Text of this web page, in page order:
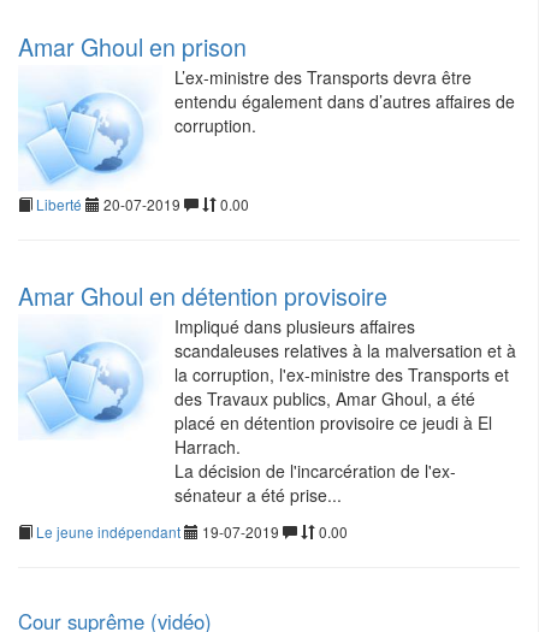
Amar Ghoul en prison
L’ex-ministre des Transports devra être
entendu également dans d’autres affaires de
corruption.
Liberté 20-07-2019 0.00
Amar Ghoul en détention provisoire
Impliqué dans plusieurs affaires
scandaleuses relatives à la malversation et à
la corruption, l'ex-ministre des Transports et
des Travaux publics, Amar Ghoul, a été
placé en détention provisoire ce jeudi à El
Harrach.
La décision de l'incarcération de l'ex-
sénateur a été prise...
Le jeune indépendant 19-07-2019 0.00
Cour suprême (vidéo)